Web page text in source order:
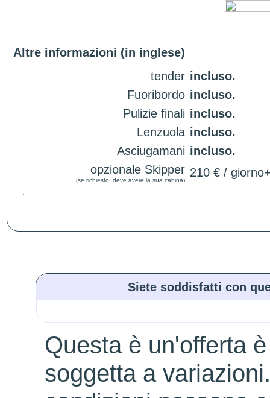
Altre informazioni (in inglese)
tender incluso.
Fuoribordo incluso.
Pulizie finali incluso.
Lenzuola incluso.
Asciugamani incluso.
opzionale Skipper
(se richiesto, deve avere la sua cabina)
210 € /
Siete soddisfatti con
Questa è un'offerta
soggetta a